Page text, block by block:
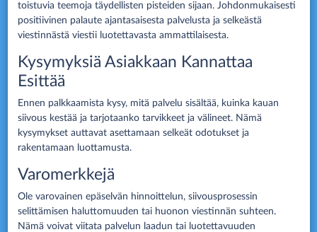
toistuvia teemoja täydellisten pisteiden sijaan. Johdonmukaisesti
positiivinen palaute ajantasaisesta palvelusta ja selkeästä
viestinnästä viestii luotettavasta ammattilaisesta.
Kysymyksiä Asiakkaan Kannattaa
Esittää
Ennen palkkaamista kysy, mitä palvelu sisältää, kuinka kauan
siivous kestää ja tarjotaanko tarvikkeet ja välineet. Nämä
kysymykset auttavat asettamaan selkeät odotukset ja
rakentamaan luottamusta.
Varomerkkejä
Ole varovainen epäselvän hinnoittelun, siivousprosessin
selittämisen haluttomuuden tai huonon viestinnän suhteen.
Nämä voivat viitata palvelun laadun tai luotettavuuden